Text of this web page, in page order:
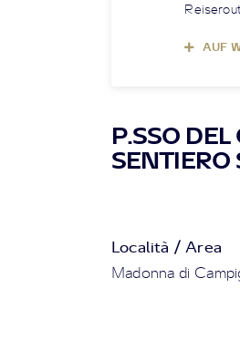
AUF
P.SSO
SENTIERO
Località / Area
Madonna di